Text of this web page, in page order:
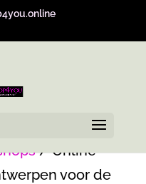
/ Online
voor de